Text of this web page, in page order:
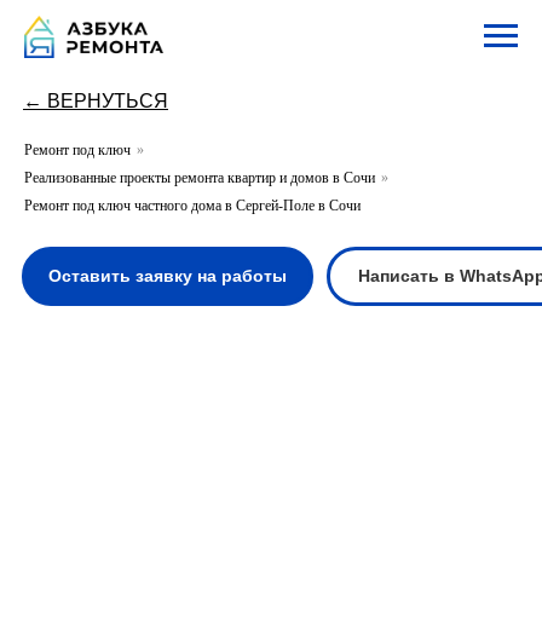
← ВЕРНУТЬСЯ
Ремонт под ключ »
Реализованные проекты ремонта квартир и домов в Сочи »
Ремонт под ключ частного дома в Сергей-Поле в Сочи